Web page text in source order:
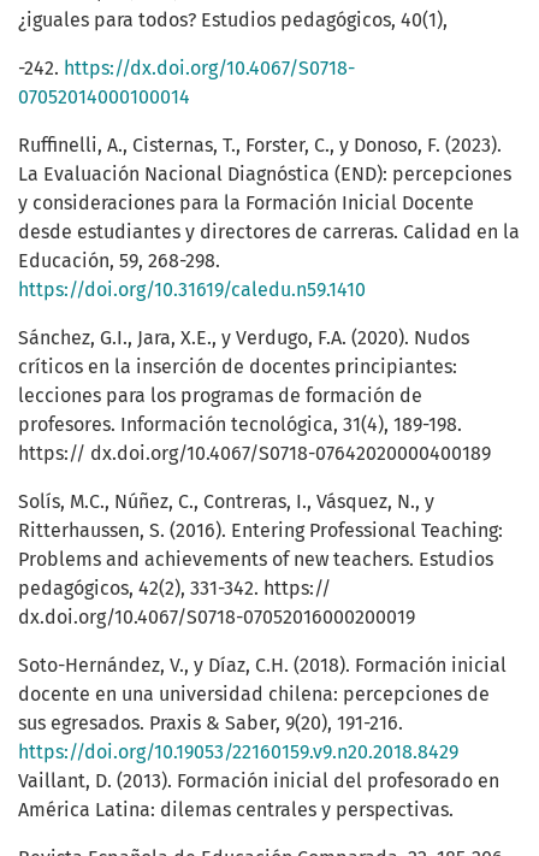
¿iguales para todos? Estudios pedagógicos, 40(1),
-242. https://dx.doi.org/10.4067/S0718-
07052014000100014
Ruffinelli, A., Cisternas, T., Forster, C., y Donoso, F. (2023).
La Evaluación Nacional Diagnóstica (END): percepciones
y consideraciones para la Formación Inicial Docente
desde estudiantes y directores de carreras. Calidad en la
Educación, 59, 268-298.
https://doi.org/10.31619/caledu.n59.1410
Sánchez, G.I., Jara, X.E., y Verdugo, F.A. (2020). Nudos
críticos en la inserción de docentes principiantes:
lecciones para los programas de formación de
profesores. Información tecnológica, 31(4), 189-198.
https:// dx.doi.org/10.4067/S0718-07642020000400189
Solís, M.C., Núñez, C., Contreras, I., Vásquez, N., y
Ritterhaussen, S. (2016). Entering Professional Teaching:
Problems and achievements of new teachers. Estudios
pedagógicos, 42(2), 331-342. https://
dx.doi.org/10.4067/S0718-07052016000200019
Soto-Hernández, V., y Díaz, C.H. (2018). Formación inicial
docente en una universidad chilena: percepciones de
sus egresados. Praxis & Saber, 9(20), 191-216.
https://doi.org/10.19053/22160159.v9.n20.2018.8429
Vaillant, D. (2013). Formación inicial del profesorado en
América Latina: dilemas centrales y perspectivas.